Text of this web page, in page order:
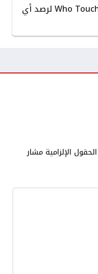
مراجعة تطبيق Who Touched My Phone لرصد أي
الحقول الإلزامية مشار